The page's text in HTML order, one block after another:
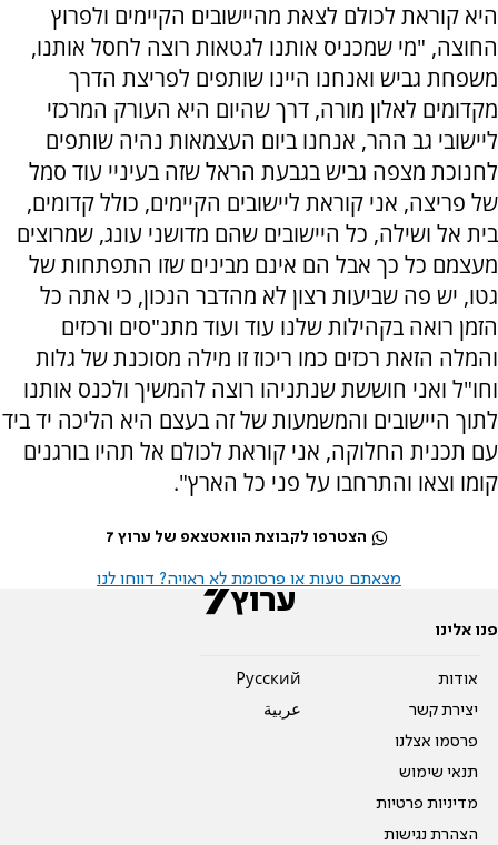
היא קוראת לכולם לצאת מהיישובים הקיימים ולפרוץ
החוצה, "מי שמכניס אותנו לגטאות רוצה לחסל אותנו,
משפחת גביש ואנחנו היינו שותפים לפריצת הדרך
מקדומים לאלון מורה, דרך שהיום היא העורק המרכזי
ליישובי גב ההר, אנחנו ביום העצמאות נהיה שותפים
לחנוכת מצפה גביש בגבעת הראל שזה בעיניי עוד סמל
של פריצה, אני קוראת ליישובים הקיימים, כולל קדומים,
בית אל ושילה, כל היישובים שהם מדושני עונג, שמרוצים
מעצמם כל כך אבל הם אינם מבינים שזו התפתחות של
גטו, יש פה שביעות רצון לא מהדבר הנכון, כי אתה כל
הזמן רואה בקהילות שלנו עוד ועוד מתנ"סים ורכזים
והמלה הזאת רכזים כמו ריכוז זו מילה מסוכנת של גלות
וחו"ל ואני חוששת שנתניהו רוצה להמשיך ולכנס אותנו
לתוך היישובים והמשמעות של זה בעצם היא הליכה יד ביד
עם תכנית החלוקה, אני קוראת לכולם אל תהיו בורגנים
קומו וצאו והתרחבו על פני כל הארץ".
הצטרפו לקבוצת הוואטצאפ של ערוץ 7
מצאתם טעות או פרסומת לא ראויה? דווחו לנו
פנו אלינו
אודות
יצירת קשר
פרסמו אצלנו
תנאי שימוש
מדיניות פרטיות
הצהרת נגישות
Pусский
عربية